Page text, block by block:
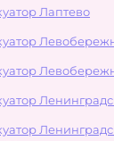
Лаптево